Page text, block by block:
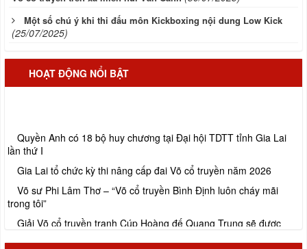
Một số chú ý khi thi đấu môn Kickboxing nội dung Low Kick
(25/07/2025)
HOẠT ĐỘNG NỔI BẬT
lần thứ I
Gia Lai tổ chức kỳ thi nâng cấp đai Võ cổ truyền năm 2026
Võ sư Phi Lâm Thơ – “Võ cổ truyền Bình Định luôn cháy mãi
trong tôi”
Giải Võ cổ truyền tranh Cúp Hoàng đế Quang Trung sẽ được
khởi tranh đầu tháng 7/2026
Kế hoạch tổ chức Giải Vô địch Trẻ Kickboxing tỉnh Gia Lai lần